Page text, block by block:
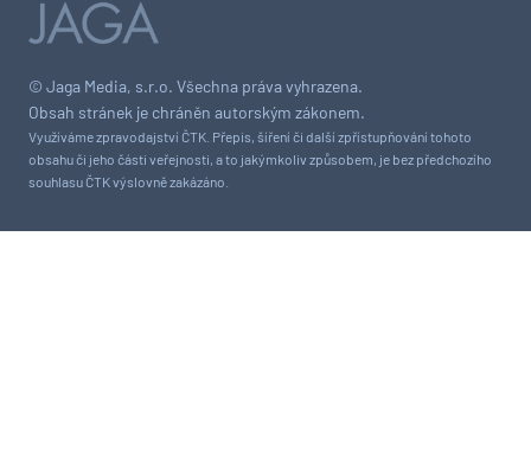
© Jaga Media, s.r.o. Všechna práva vyhrazena.
Obsah stránek je chráněn autorským zákonem.
Využíváme zpravodajství ČTK. Přepis, šíření či další zpřístupňování tohoto
obsahu či jeho části veřejnosti, a to jakýmkoliv způsobem, je bez předchozího
souhlasu ČTK výslovně zakázáno.